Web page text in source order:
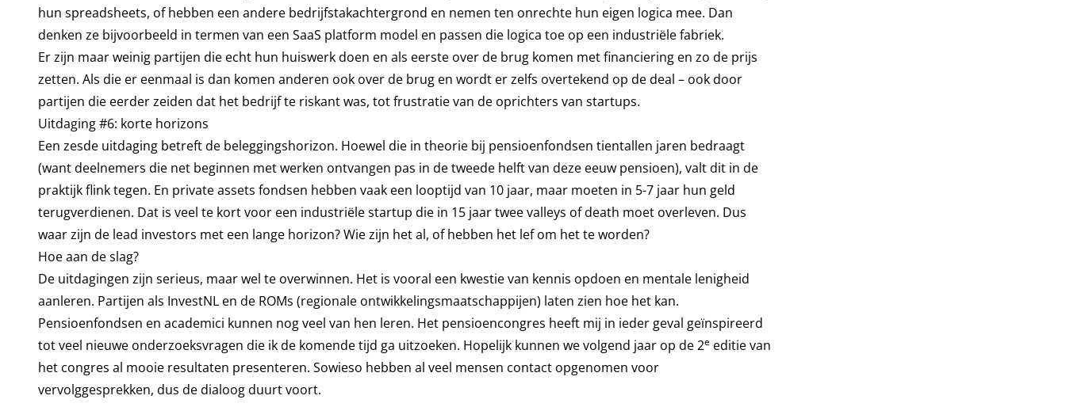
hun spreadsheets, of hebben een andere bedrijfstakachtergrond en nemen ten onrechte hun eigen logica mee. Dan
denken ze bijvoorbeeld in termen van een SaaS platform model en passen die logica toe op een industriële fabriek.
Er zijn maar weinig partijen die echt hun huiswerk doen en als eerste over de brug komen met financiering en zo de prijs
zetten. Als die er eenmaal is dan komen anderen ook over de brug en wordt er zelfs overtekend op de deal – ook door
partijen die eerder zeiden dat het bedrijf te riskant was, tot frustratie van de oprichters van startups.
Uitdaging #6: korte horizons
Een zesde uitdaging betreft de beleggingshorizon. Hoewel die in theorie bij pensioenfondsen tientallen jaren bedraagt
(want deelnemers die net beginnen met werken ontvangen pas in de tweede helft van deze eeuw pensioen), valt dit in de
praktijk flink tegen. En private assets fondsen hebben vaak een looptijd van 10 jaar, maar moeten in 5-7 jaar hun geld
terugverdienen. Dat is veel te kort voor een industriële startup die in 15 jaar twee valleys of death moet overleven. Dus
waar zijn de lead investors met een lange horizon? Wie zijn het al, of hebben het lef om het te worden?
Hoe aan de slag?
De uitdagingen zijn serieus, maar wel te overwinnen. Het is vooral een kwestie van kennis opdoen en mentale lenigheid
aanleren. Partijen als InvestNL en de ROMs (regionale ontwikkelingsmaatschappijen) laten zien hoe het kan.
Pensioenfondsen en academici kunnen nog veel van hen leren. Het pensioencongres heeft mij in ieder geval geïnspireerd
tot veel nieuwe onderzoeksvragen die ik de komende tijd ga uitzoeken. Hopelijk kunnen we volgend jaar op de 2eeditie van
het congres al mooie resultaten presenteren. Sowieso hebben al veel mensen contact opgenomen voor
vervolggesprekken, dus de dialoog duurt voort.